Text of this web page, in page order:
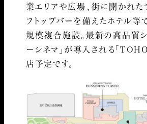
業エリアや広場、街に開かれた
フトップバーを備えたホテル等
規模複合施設。最新の高品質シ
ーシネマ」が導入される「
店予定です。